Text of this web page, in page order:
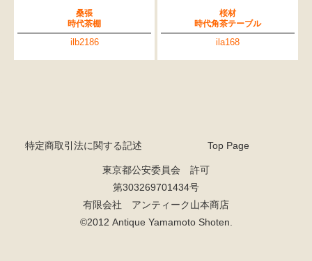
桑張
時代茶棚
ilb2186
桜材
時代角茶テーブル
ila168
特定商取引法に関する記述 Top Page
東京都公安委員会 許可
第303269701434号
有限会社 アンティーク山本商店
©2012 Antique Yamamoto Shoten.